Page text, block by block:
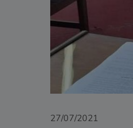
27/07/2021